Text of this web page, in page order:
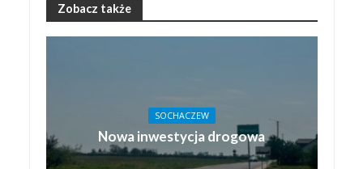
Zobacz także
SOCHACZEW
Nowa inwestycja drogowa